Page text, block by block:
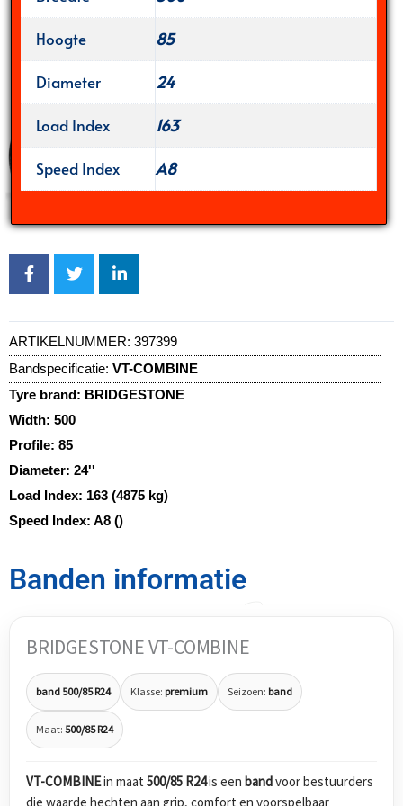
Hoogte
85
Diameter
24
Load Index
163
Speed Index
A8
ARTIKELNUMMER: 397399
Bandspecificatie: VT-COMBINE
Tyre brand: BRIDGESTONE
Width: 500
Profile: 85
Diameter: 24''
Load Index: 163 (4875 kg)
Speed Index: A8 ()
Banden informatie
BRIDGESTONE VT-COMBINE
band 500/85 R24 Klasse: premium Seizoen: band
Maat: 500/85 R24
VT-COMBINEin maat 500/85 R24is een bandvoor bestuurders
die waarde hechten aan grip, comfort en voorspelbaar